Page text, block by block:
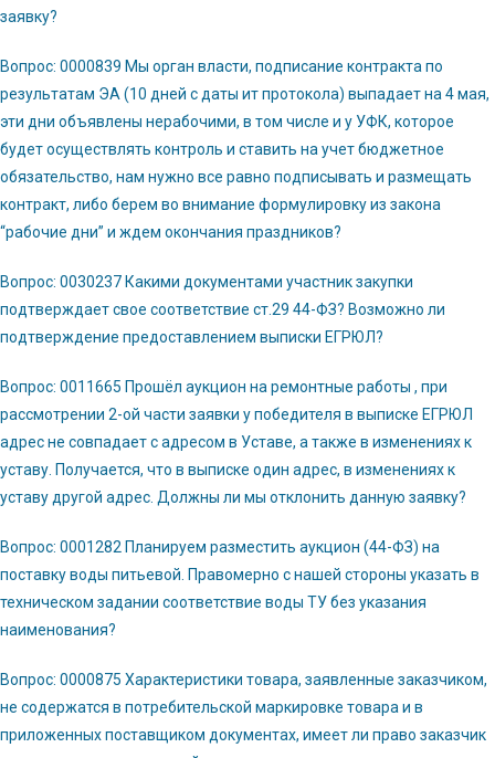
заявку?
Вопрос: 0000839 Мы орган власти, подписание контракта по
результатам ЭА (10 дней с даты ит протокола) выпадает на 4 мая,
эти дни объявлены нерабочими, в том числе и у УФК, которое
будет осуществлять контроль и ставить на учет бюджетное
обязательство, нам нужно все равно подписывать и размещать
контракт, либо берем во внимание формулировку из закона
“рабочие дни” и ждем окончания праздников?
Вопрос: 0030237 Какими документами участник закупки
подтверждает свое соответствие ст.29 44-ФЗ? Возможно ли
подтверждение предоставлением выписки ЕГРЮЛ?
Вопрос: 0011665 Прошёл аукцион на ремонтные работы , при
рассмотрении 2-ой части заявки у победителя в выписке ЕГРЮЛ
адрес не совпадает с адресом в Уставе, а также в изменениях к
уставу. Получается, что в выписке один адрес, в изменениях к
уставу другой адрес. Должны ли мы отклонить данную заявку?
Вопрос: 0001282 Планируем разместить аукцион (44-ФЗ) на
поставку воды питьевой. Правомерно с нашей стороны указать в
техническом задании соответствие воды ТУ без указания
наименования?
Вопрос: 0000875 Характеристики товара, заявленные заказчиком,
не содержатся в потребительской маркировке товара и в
приложенных поставщиком документах, имеет ли право заказчик